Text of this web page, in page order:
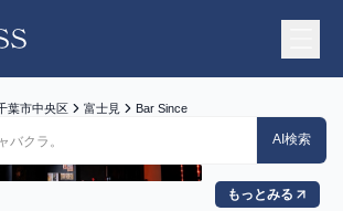
葉市中央区 富士見 Bar Since
AI検索
もっとみる